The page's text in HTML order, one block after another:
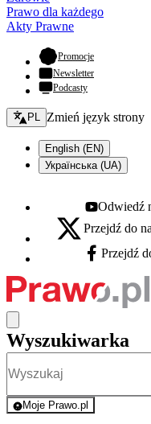
Prawo dla każdego
Akty Prawne
Promocje- otwiera się w
Newsletter
Podcasty
Zmień język - bieżący:
PL Zmień język strony
English (EN)
Українська (UA)
Youtube -
Odwiedź
X - otwiera się w nowej
Przejdź do
Facebook -
Przejdź
Wyszukiwarka
Moje Prawo.pl
- rejestracja i